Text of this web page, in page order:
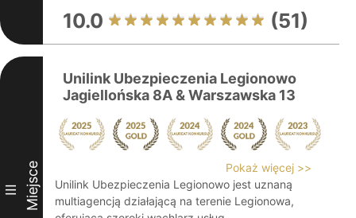
10.0 (51)
III Miejsce
Unilink Ubezpieczenia Legionowo
Jagiellońska 8A & Warszawska 13
Pokaż więcej >>
Unilink Ubezpieczenia Legionowo jest uznaną
multiagencją działającą na terenie Legionowa,